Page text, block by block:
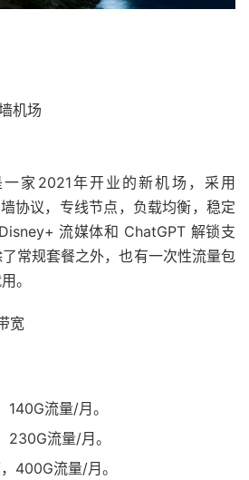
机场
家2021年开业的新机场，采用
协议，专线节点，负载均衡，稳定
流媒体和 ChatGPT 解锁支
常规套餐之外，也有一次性流量包
。
宽
流量/月。
230G流量/月。
400G流量/月。